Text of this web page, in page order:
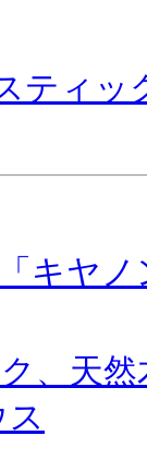
ティッ
キヤノ
、天